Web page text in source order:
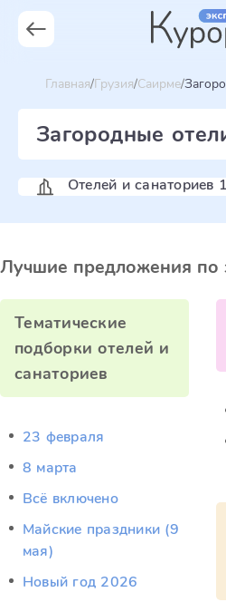
Главная Грузия Саирме
Загородные
Отелей и санаториев 1
Лучшие предложения по
Тематические
подборки отелей и
санаториев
23 февраля
8 марта
Всё включено
Майские праздники (9
мая)
Новый год 2026